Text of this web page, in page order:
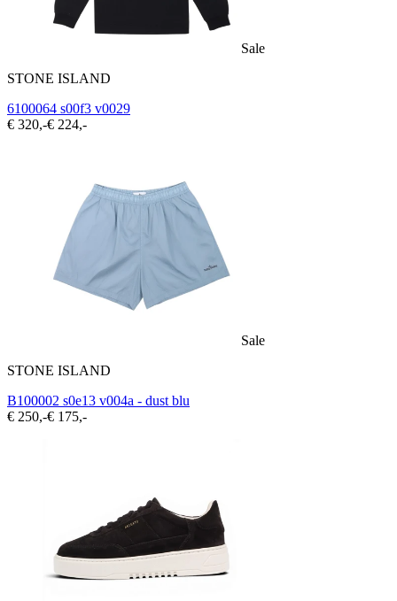
Sale
STONE ISLAND
6100064 s00f3 v0029
€ 320,-€ 224,-
Sale
STONE ISLAND
B100002 s0e13 v004a - dust blu
€ 250,-€ 175,-